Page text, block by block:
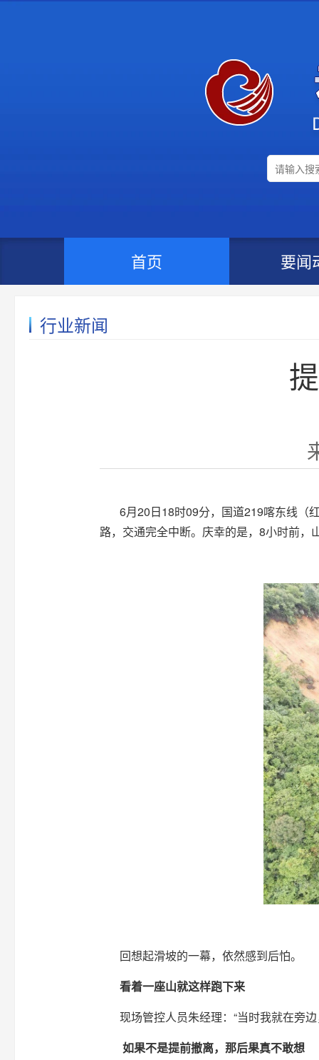
首页 要闻
行业新闻
6月20日18时09分，国道219喀东线（
路，交通完全中断。庆幸的是，8小时前
回想起滑坡的一幕，依然感到后怕。
看着一座山就这样跑下来
现场管控人员朱经理：“当时我就在旁边
如果不是提前撤离，那后果真不敢想